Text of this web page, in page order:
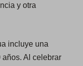
O
n
s
y otra
incluye una
Al celebrar